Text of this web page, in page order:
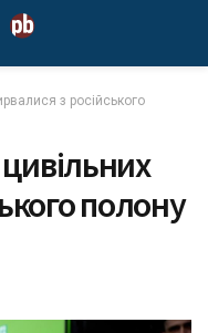
з російського
полону